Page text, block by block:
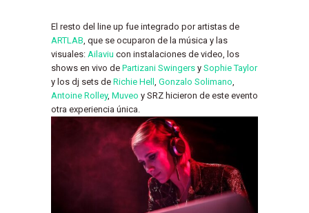
El resto del line up fue integrado por artistas de
ARTLAB, que se ocuparon de la música y las
visuales: Ailaviu con instalaciones de video, los
shows en vivo de Partizani Swingers y Sophie Taylor
y los dj sets de Richie Hell , Gonzalo Solimano,
Antoine Rolley, Muveo y SRZ hicieron de este evento
otra experiencia única.